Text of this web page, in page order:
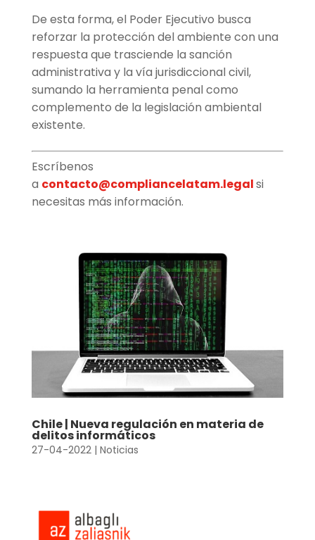
De esta forma, el Poder Ejecutivo busca
reforzar la protección del ambiente con una
respuesta que trasciende la sanción
administrativa y la vía jurisdiccional civil,
sumando la herramienta penal como
complemento de la legislación ambiental
existente.
Escríbenos
a contacto@compliancelatam.legalsi
necesitas más información.
Chile | Nueva regulación en materia de
delitos informáticos
27-04-2022| Noticias